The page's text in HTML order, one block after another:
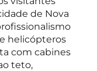
de Nova
helicópteros
com cabines
teto,